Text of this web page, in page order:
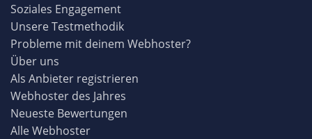
Soziales Engagement
Unsere Testmethodik
Probleme mit deinem Webhoster?
Über uns
Als Anbieter registrieren
Webhoster des Jahres
Neueste Bewertungen
Alle Webhoster